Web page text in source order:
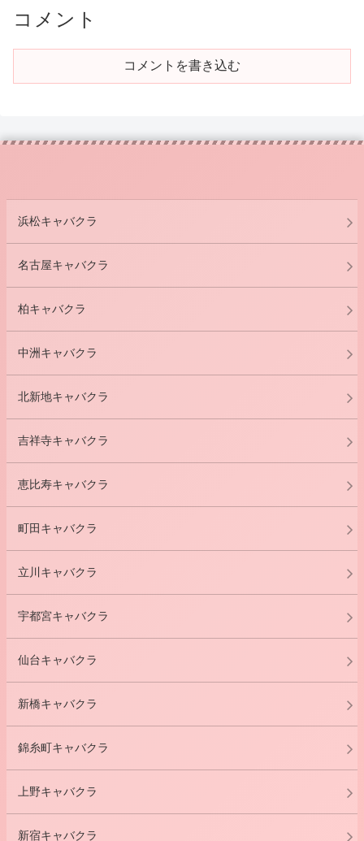
コメント
コメントを書き込む
浜松キャバクラ
名古屋キャバクラ
柏キャバクラ
中洲キャバクラ
北新地キャバクラ
吉祥寺キャバクラ
恵比寿キャバクラ
町田キャバクラ
立川キャバクラ
宇都宮キャバクラ
仙台キャバクラ
新橋キャバクラ
錦糸町キャバクラ
上野キャバクラ
新宿キャバクラ